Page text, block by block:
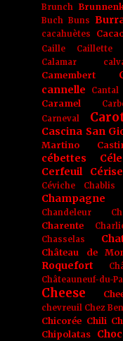
Brunch
Buch Buns
cacahuètes
Caille Caillette
Calamar
Camembert
cannelle
Cantal
Caramel
Carneval
Cascina San
Martino
cébettes
Cerfeuil
Céviche Chablis
Champagne
Chandeleur
Charente
Chasselas
Château de
Roquefort
Châteauneuf-du-
Cheese
chevreuil Chez
Chicorée Chili
Chipolatas